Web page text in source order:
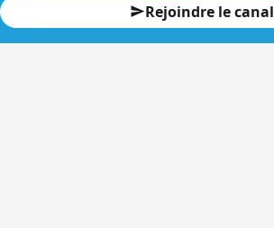
Rejoindre le canal